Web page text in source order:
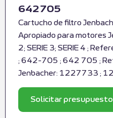
642705
Cartucho de filtro
Apropiado para motores
2; SERIE 3; SERIE 4 ;
; 642-705 ; 642 705 ;
Jenbacher: 1227733 ;
Solicitar presupuesto